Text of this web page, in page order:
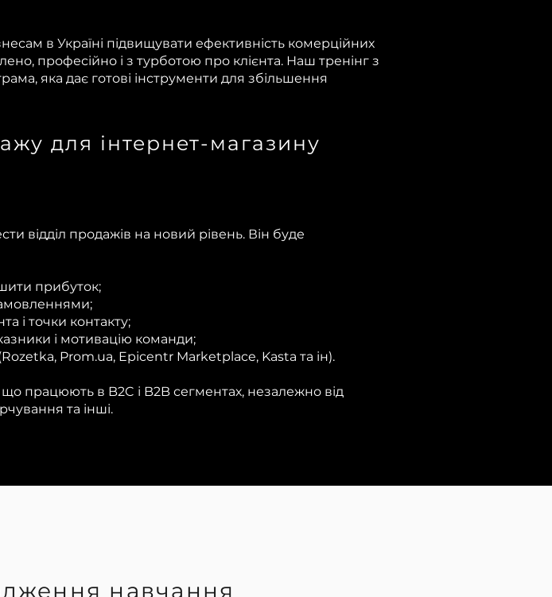
в Україні підвищувати ефективність комерційних
професійно і з турботою про клієнта. Наш тренінг з
яка дає готові інструменти для збільшення
для інтернет-магазину
відділ продажів на новий рівень. Він буде
прибуток;
і точки контакту;
і мотивацію команди;
Prom.ua, Epicentr Marketplace, Kasta та ін).
працюють в B2C і B2B сегментах, незалежно від
та інші.
навчання